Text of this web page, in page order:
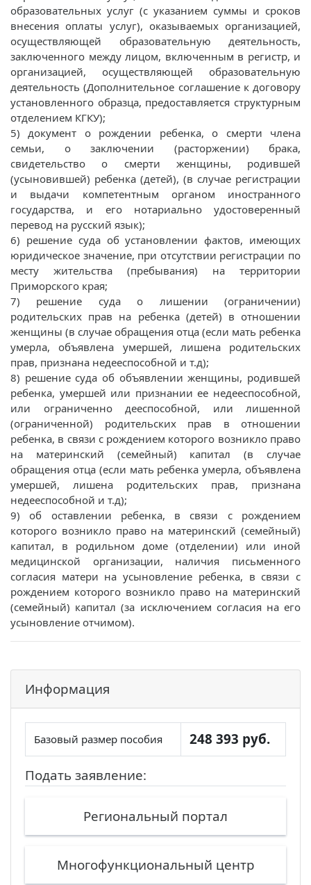
образовательных услуг (с указанием суммы и сроков
внесения оплаты услуг), оказываемых организацией,
осуществляющей образовательную деятельность,
заключенного между лицом, включенным в регистр, и
организацией, осуществляющей образовательную
деятельность (Дополнительное соглашение к договору
установленного образца, предоставляется структурным
отделением КГКУ);
5) документ о рождении ребенка, о смерти члена
семьи, о заключении (расторжении) брака,
свидетельство о смерти женщины, родившей
(усыновившей) ребенка (детей), (в случае регистрации
и выдачи компетентным органом иностранного
государства, и его нотариально удостоверенный
перевод на русский язык);
6) решение суда об установлении фактов, имеющих
юридическое значение, при отсутствии регистрации по
месту жительства (пребывания) на территории
Приморского края;
7) решение суда о лишении (ограничении)
родительских прав на ребенка (детей) в отношении
женщины (в случае обращения отца (если мать ребенка
умерла, объявлена умершей, лишена родительских
прав, признана недееспособной и т.д);
8) решение суда об объявлении женщины, родившей
ребенка, умершей или признании ее недееспособной,
или ограниченно дееспособной, или лишенной
(ограниченной) родительских прав в отношении
ребенка, в связи с рождением которого возникло право
на материнский (семейный) капитал (в случае
обращения отца (если мать ребенка умерла, объявлена
умершей, лишена родительских прав, признана
недееспособной и т.д);
9) об оставлении ребенка, в связи с рождением
которого возникло право на материнский (семейный)
капитал, в родильном доме (отделении) или иной
медицинской организации, наличия письменного
согласия матери на усыновление ребенка, в связи с
рождением которого возникло право на материнский
(семейный) капитал (за исключением согласия на его
усыновление отчимом).
Информация
Базовый размер пособия 248 393 руб.
Подать заявление:
Региональный портал
Многофункциональный центр